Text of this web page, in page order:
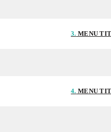
3. MENU
4. MENU